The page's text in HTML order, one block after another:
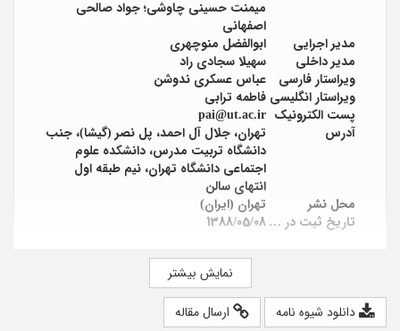
میمنت حسینی چاوشی؛ جواد صالحی
اصفهانی
مدیر اجرایی
ابوالفضل منوچهری
مدیر داخلی
سهیلا سجادی راد
ویراستار فارسی
عباس عسکری ندوشن
ویراستار انگلیسی فاطمه ترابی
پست الکترونیک
pai@ut.ac.ir
آدرس
تهران، جلال آل احمد، پل نصر (گیشا)، جنب
دانشگاه تربیت مدرس، دانشکده علوم
اجتماعی دانشگاه تهران، نیم طبقه اول
انتهای سالن
محل نشر
تهران (ایران)
تاریخ ثبت در پایگاه 1388/05/08
نمایش بیشتر
دانلود شیوه نامه ارسال مقاله